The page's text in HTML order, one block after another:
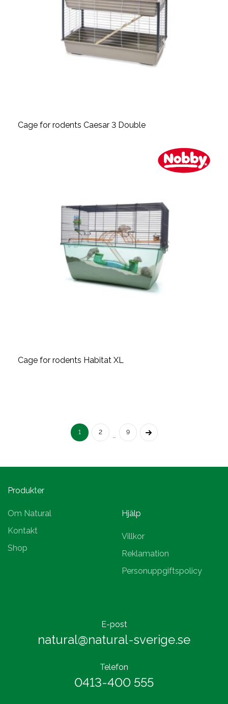
Cage for rodents Caesar 3 Double
Cage for rodents Habitat XL
1 2 … 9
Produkter
Om Natural
Kontakt
Shop
Hjälp
Villkor
Reklamation
Personuppgiftspolicy
E-post
natural@natural-sverige.se
Telefon
0413-400 555